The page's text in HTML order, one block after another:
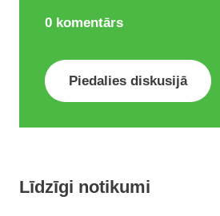
0 komentārs
Piedalies diskusijā
Līdzīgi notikumi